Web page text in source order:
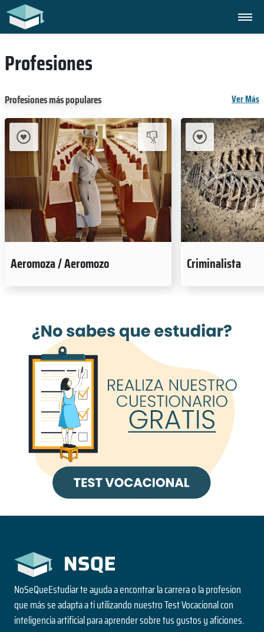
Profesiones
Profesiones más populares Ver Más
Aeromoza / Aeromozo Criminalista
NoSeQueEstudiar te ayuda a encontrar la carrera o la profesion
que más se adapta a ti utilizando nuestro Test Vocacional con
inteligencia artificial para aprender sobre tus gustos y aficiones.